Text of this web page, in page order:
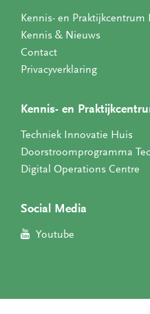
Kennis- en Praktijkcentrum
Kennis & Nieuws
Contact
Privacyverklaring
Kennis- en
Techniek Innovatie Huis
Doorstroomprogramma
Digital Operations Centre
Social Media
Youtube